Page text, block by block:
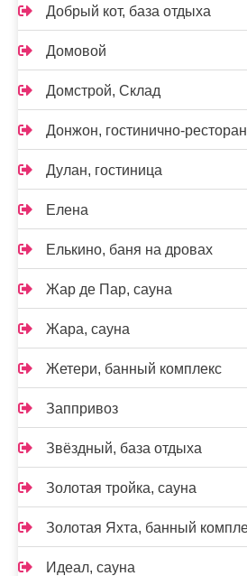
Добрый кот, база отдыха
Домовой
Домстрой, Склад
Донжон, гостинично-
Дулан, гостиница
Елена
Елькино, баня на дровах
Жар де Пар, сауна
Жара, сауна
Жетери, банный комплекс
Заппривоз
Звёздный, база отдыха
Золотая тройка, сауна
Золотая Яхта, банный
Идеал, сауна